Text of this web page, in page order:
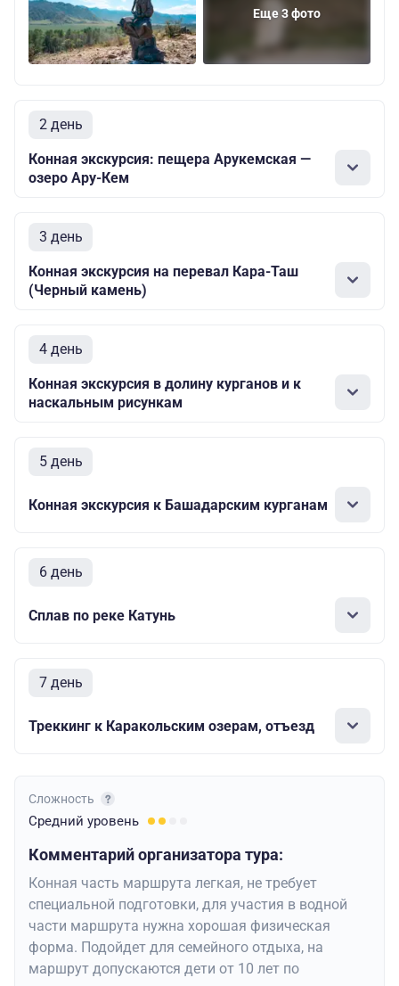
Еще 3 фото
2 день
Конная экскурсия: пещера Арукемская —
озеро Ару-Кем
3 день
Конная экскурсия на перевал Кара-Таш
(Черный камень)
4 день
Конная экскурсия в долину курганов и к
наскальным рисункам
5 день
Конная экскурсия к Башадарским курганам
6 день
Сплав по реке Катунь
7 день
Треккинг к Каракольским озерам, отъезд
Сложность
Средний уровень
Комментарий организатора тура:
Конная часть маршрута легкая, не требует
специальной подготовки, для участия в водной
части маршрута нужна хорошая физическая
форма. Подойдет для семейного отдыха, на
маршрут допускаются дети от 10 лет по